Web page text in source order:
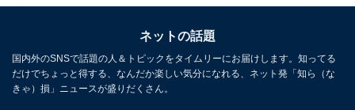
ネットの話題
国内外のSNSで話題の人＆トピックをタイムリーにお届けします。知ってる
だけでちょっと得する、なんだか楽しい気分になれる、ネット発「知ら（な
きゃ）損」ニュースが盛りだくさん。